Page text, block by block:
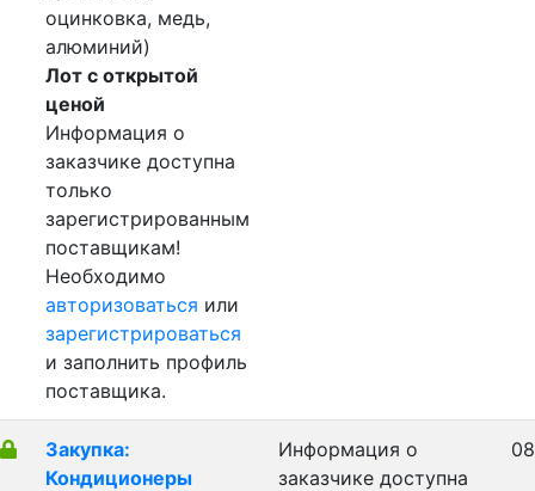
оцинковка, медь,
алюминий)
Лот с открытой
ценой
Информация о
заказчике доступна
только
зарегистрированным
поставщикам!
Необходимо
авторизоваться или
зарегистрироваться
и заполнить профиль
поставщика.
Закупка:
Кондиционеры
Информация о
заказчике доступна